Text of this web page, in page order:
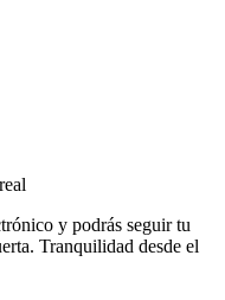
y podrás seguir tu
Tranquilidad desde el